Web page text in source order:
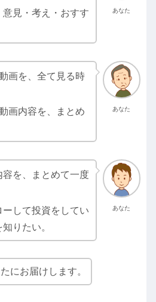
あなた
意見・考え・おすす
あなた
画を、全て見る時
画内容を、まとめ
あなた
容を、まとめて一度
ーして投資をしてい
りたい。
にお届けします。